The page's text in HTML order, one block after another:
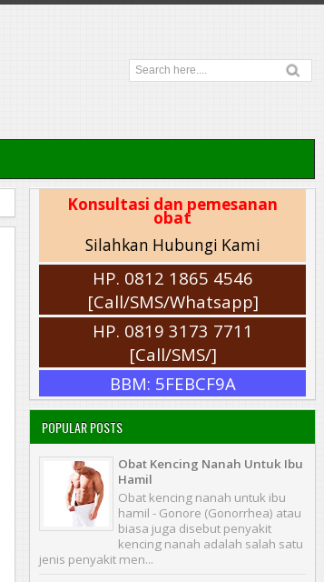
Konsultasi dan pemesanan
obat
Silahkan Hubungi Kami
HP. 0812 1865 4546
[Call/SMS/Whatsapp]
HP. 0819 3173 7711
[Call/SMS/]
BBM: 5FEBCF9A
POPULAR POSTS
Obat Kencing Nanah Untuk Ibu
Hamil
Obat kencing nanah untuk ibu
hamil - Gonore (Gonorrhea) atau
biasa juga disebut penyakit
kencing nanah adalah salah satu
jenis penyakit men...